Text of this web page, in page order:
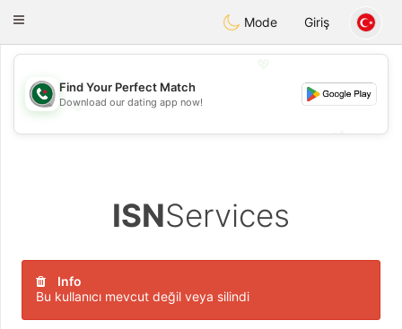
Weshrak
Toggle
Mode Giriş
💖
💕
Find Your Perfect Match
Download our dating app now!
ISNServices
Info
Bu kullanıcı mevcut değil veya silindi